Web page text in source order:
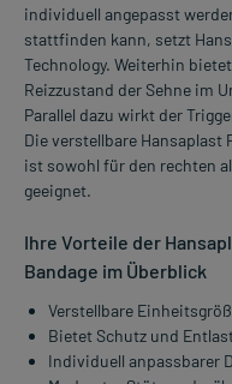
individuell angepasst
stattfinden kann, setzt
Technology. Weiterhin
Reizzustand der Sehne im
Parallel dazu wirkt der
Die verstellbare
ist sowohl für den rechten
geeignet.
Ihre Vorteile der
Bandage im Überblick
Verstellbare
Bietet Schutz und
Individuell anpassbarer